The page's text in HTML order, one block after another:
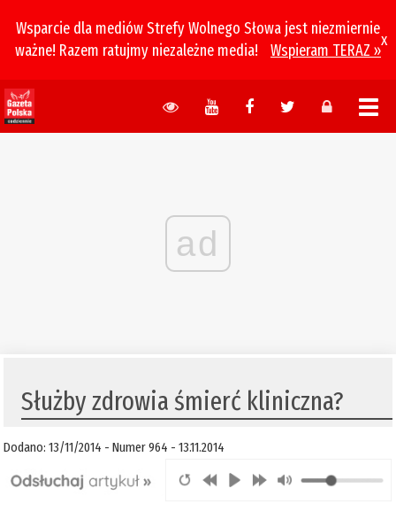
Wsparcie dla mediów Strefy Wolnego Słowa jest niezmiernie
ważne! Razem ratujmy niezależne media!
Wspieram TERAZ »
x
ad
Służby zdrowia śmierć kliniczna?
Dodano: 13/11/2014 - Numer 964 - 13.11.2014